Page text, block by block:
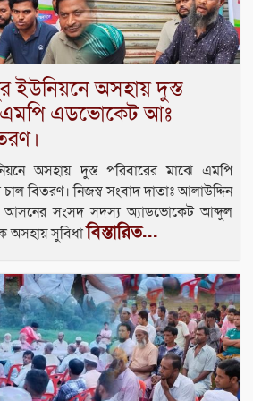
ইউনিয়নে অসহায় দুস্ত
এমপি এডভোকেট আঃ
অসহায় দুস্ত পরিবারের মাঝে এমপি
বিতরণ। নিজস্ব সংবাদ দাতাঃ আলাউদ্দিন
৫ আসনের সংসদ সদস্য অ্যাডভোকেট আব্দুল
অসহায় সুবিধাবিস্তারিত...